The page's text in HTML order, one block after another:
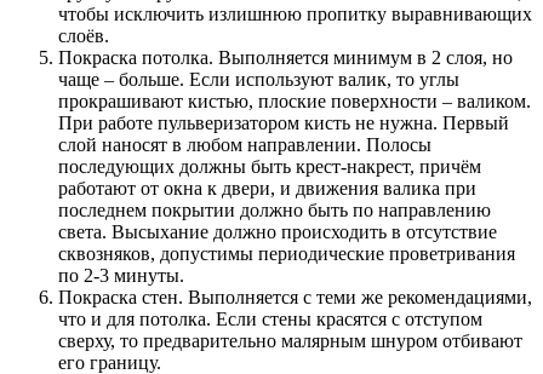
чтобы исключить излишнюю пропитку выравнивающих
слоёв.
Покраска потолка. Выполняется минимум в 2 слоя, но
чаще – больше. Если используют валик, то углы
прокрашивают кистью, плоские поверхности – валиком.
При работе пульверизатором кисть не нужна. Первый
слой наносят в любом направлении. Полосы
последующих должны быть крест-накрест, причём
работают от окна к двери, и движения валика при
последнем покрытии должно быть по направлению
света. Высыхание должно происходить в отсутствие
сквозняков, допустимы периодические проветривания
по 2-3 минуты.
Покраска стен. Выполняется с теми же рекомендациями,
что и для потолка. Если стены красятся с отступом
сверху, то предварительно малярным шнуром отбивают
его границу.